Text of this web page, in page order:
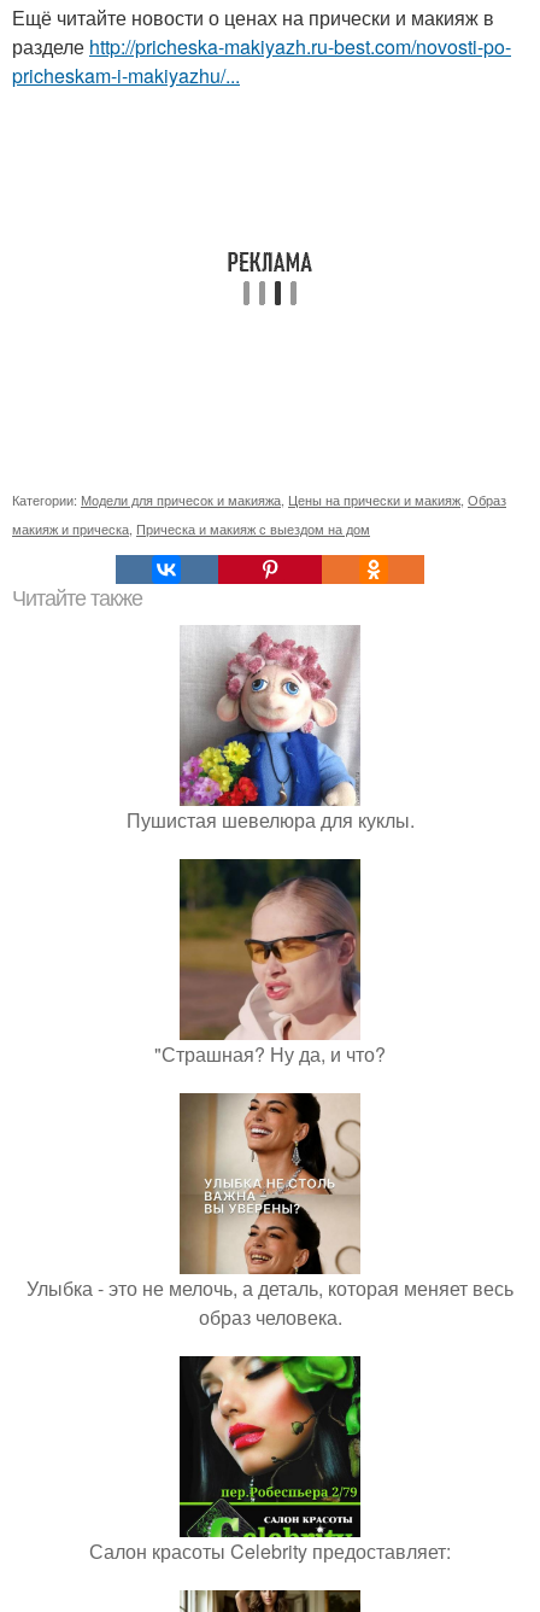
Ещё читайте новости о ценах на прически и макияж в
разделе http://pricheska-makiyazh.ru-best.com/novosti-po-
pricheskam-i-makiyazhu/...
Категории: Модели для причесок и макияжа, Цены на прически и макияж, Образ
макияж и прическа, Прическа и макияж с выездом на дом
Читайте также
Пушистая шевелюра для куклы.
"Страшная? Ну да, и что?
Улыбка - это не мелочь, а деталь, которая меняет весь
образ человека.
Салон красоты Celebrity предоставляет: